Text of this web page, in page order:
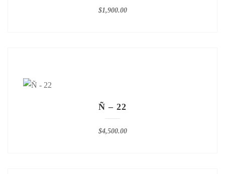
$1,900.00
Ñ – 22
$4,500.00